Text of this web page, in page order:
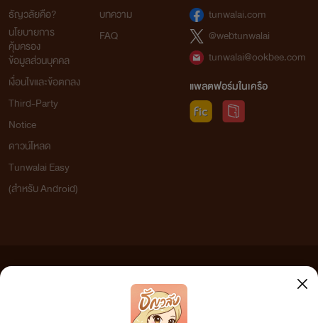
ธัญวลัยคือ?
นโยบายการ
คุ้มครอง
ข้อมูลส่วนบุคคล
เงื่อนไขและข้อตกลง
Third-Party
Notice
ดาวน์โหลด
Tunwalai Easy
(สำหรับ Android)
บทความ
FAQ
tunwalai.com
@webtunwalai
tunwalai@ookbee.com
แพลตฟอร์มในเครือ
เว็บไซต์แห่งนี้ไม่ได้เห็นด้วยและไม่ขอรับผิดชอบต่อข้อความใดๆ ทั้งสิ้น ดังนั้นผู้อ่านทุกท่านโปรดใช้
วิจารณญาณในการกลั่นกรองด้วยตนเอง และหากท่านพบข้อความใดๆ ที่ขัดต่อกฎหมายและศีลธรรม
เพื่อทีมงานจะได้ดำเนินการในทันที ทั้งนี้ ทางเว็บไซต์ขอสงวน